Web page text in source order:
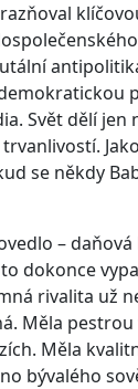
Svět dělí
se někdy
–
dokonce
rivalita
Měla
Měla
bývalého